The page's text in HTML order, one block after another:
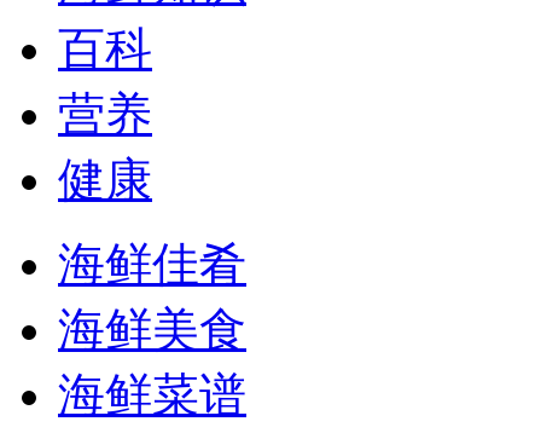
百科
营养
健康
海鲜佳肴
海鲜美食
海鲜菜谱